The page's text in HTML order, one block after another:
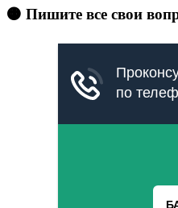
🟠 Пишите все свои